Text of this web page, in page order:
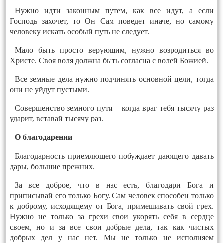
Нужно идти законным путем, как все идут, а если
Господь захочет, то Он Сам поведет иначе, но самому
человеку искать особый путь не следует.
Мало быть просто верующим, нужно возродиться во
Христе. Своя воля должна быть согласна с волей Божией.
Все земные дела нужно подчинять основной цели, тогда
они не уйдут пустыми.
Совершенство земного пути – когда враг тебя тысячу раз
ударит, вставай тысячу раз.
О благодарении
Благодарность приемлющего побуждает дающего давать
дары, большие прежних.
За все доброе, что в нас есть, благодари Бога и
приписывай его только Богу. Сам человек способен только
к доброму, исходящему от Бога, примешивать свой грех.
Нужно не только за грехи свои укорять себя в сердце
своем, но и за все свои добрые дела, так как чистых
добрых дел у нас нет. Мы не только не исполняем